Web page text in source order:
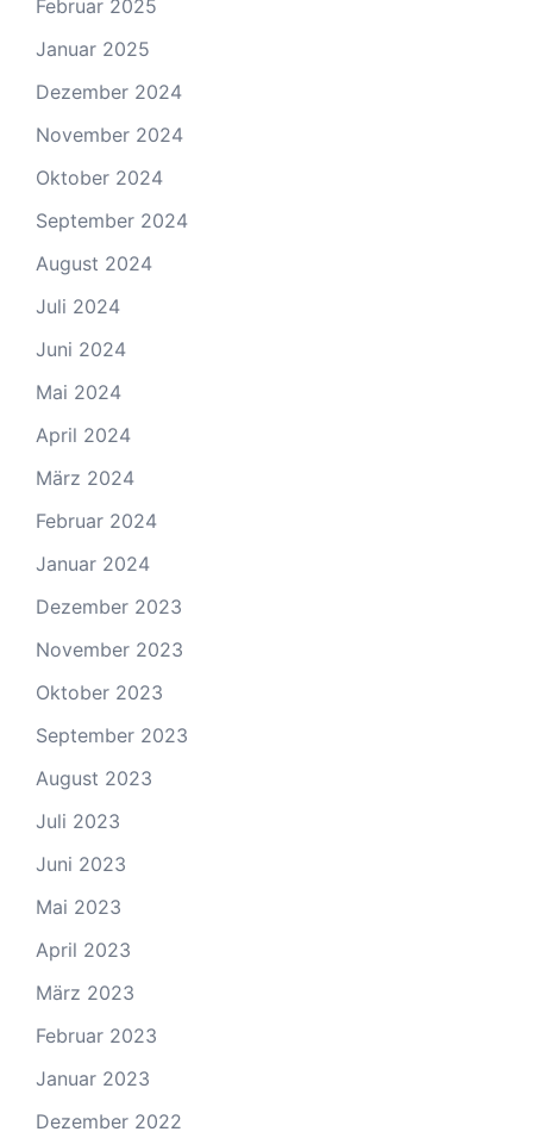
Februar 2025
Januar 2025
Dezember 2024
November 2024
Oktober 2024
September 2024
August 2024
Juli 2024
Juni 2024
Mai 2024
April 2024
März 2024
Februar 2024
Januar 2024
Dezember 2023
November 2023
Oktober 2023
September 2023
August 2023
Juli 2023
Juni 2023
Mai 2023
April 2023
März 2023
Februar 2023
Januar 2023
Dezember 2022